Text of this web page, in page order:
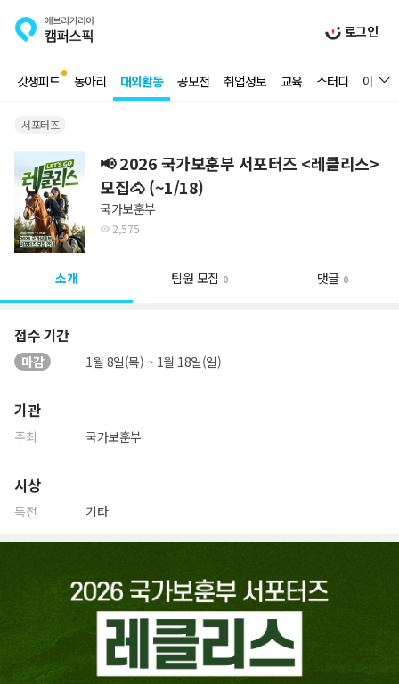
로그인
갓생피드 동아리 대외활동 공모전 취업정보 교육 스터디 이벤트
서포터즈
📢 2026 국가보훈부 서포터즈 <레클리스>
모집🐴 (~1/18)
국가보훈부
2,575
소개 팀원 모집 0 댓글 0
접수 기간
마감 1월 8일(목) ~ 1월 18일(일)
기관
주최 국가보훈부
시상
특전 기타